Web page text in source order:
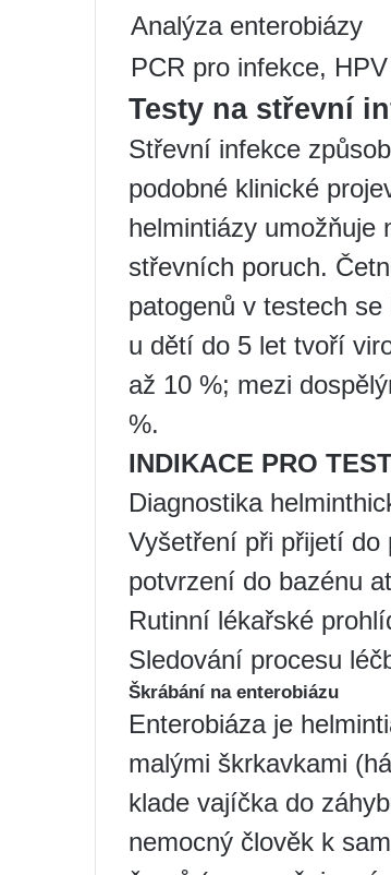
Analýza enterobiázy
PCR pro infekce, HPV
Testy na střevní
Střevní infekce
podobné klinické
helmintiázy umožňuje
střevních poruch.
patogenů v testech
u dětí do 5 let tvoří
až 10 %; mezi
%.
INDIKACE PRO
Diagnostika
Vyšetření při přijetí do
potvrzení do bazénu
Rutinní lékařské
Sledování procesu
Škrábání na enterobiázu
Enterobiáza je
malými škrkavkami
klade vajíčka do
nemocný člověk k